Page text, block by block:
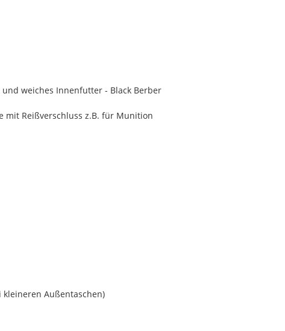
weiches Innenfutter - Black Berber
mit Reißverschluss z.B. für Munition
Außentaschen)